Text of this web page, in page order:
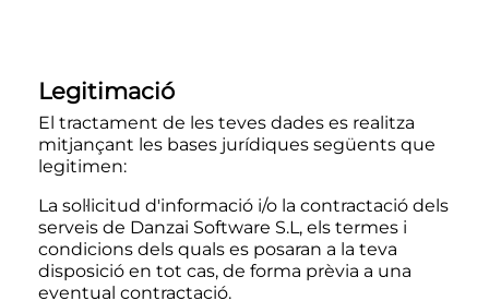
Legitimació
El tractament de les teves dades es realitza
mitjançant les bases jurídiques següents que
legitimen:
La sol·licitud d'informació i/o la contractació dels
serveis de Danzai Software S.L, els termes i
condicions dels quals es posaran a la teva
disposició en tot cas, de forma prèvia a una
eventual contractació.